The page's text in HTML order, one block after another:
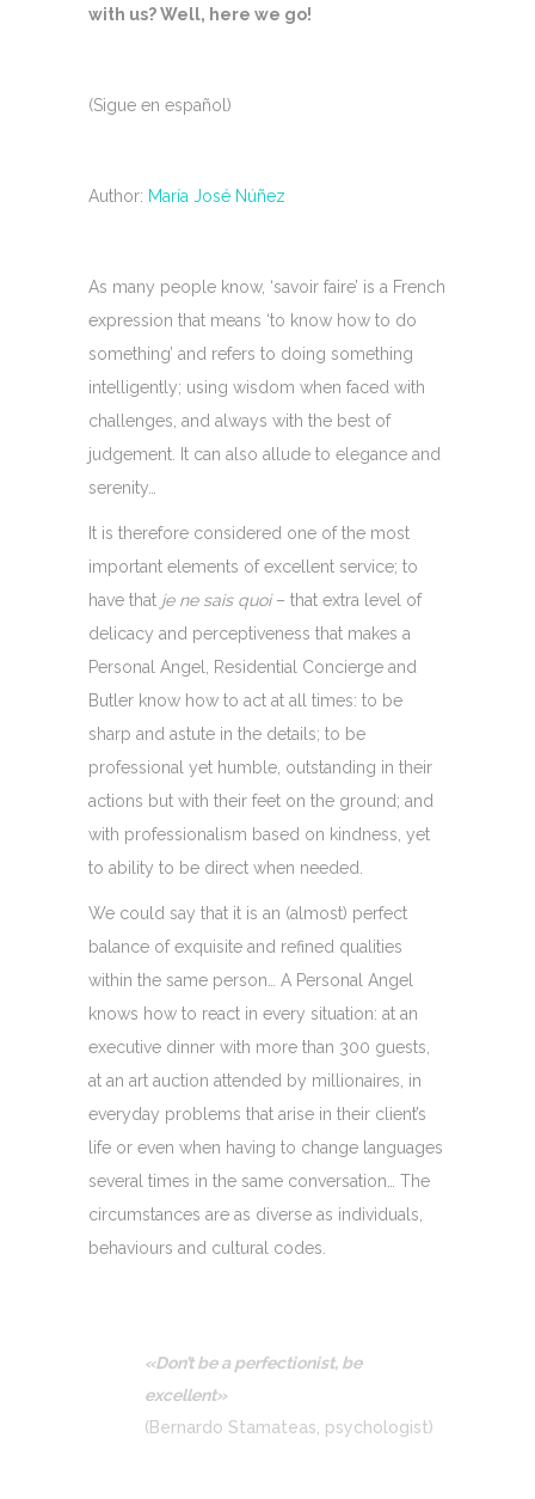
with us? Well, here we go!
(Sigue en español)
Author: María José Núñez
As many people know, ‘savoir faire’ is a French
expression that means ‘to know how to do
something’ and refers to doing something
intelligently; using wisdom when faced with
challenges, and always with the best of
judgement. It can also allude to elegance and
serenity…
It is therefore considered one of the most
important elements of excellent service; to
have that je ne sais quoi– that extra level of
delicacy and perceptiveness that makes a
Personal Angel, Residential Concierge and
Butler know how to act at all times: to be
sharp and astute in the details; to be
professional yet humble, outstanding in their
actions but with their feet on the ground; and
with professionalism based on kindness, yet
to ability to be direct when needed.
We could say that it is an (almost) perfect
balance of exquisite and refined qualities
within the same person… A Personal Angel
knows how to react in every situation: at an
executive dinner with more than 300 guests,
at an art auction attended by millionaires, in
everyday problems that arise in their client’s
life or even when having to change languages
several times in the same conversation… The
circumstances are as diverse as individuals,
behaviours and cultural codes.
«Don’t be a perfectionist, be
excellent»
(Bernardo Stamateas, psychologist)